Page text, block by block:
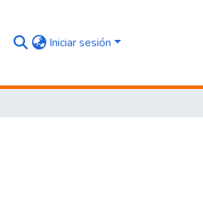
Iniciar sesión